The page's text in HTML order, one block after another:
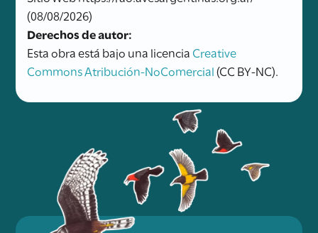
(08/08/2026)
Derechos de autor:
Esta obra está bajo una licencia Creative
Commons Atribución-NoComercial(CC BY-NC).